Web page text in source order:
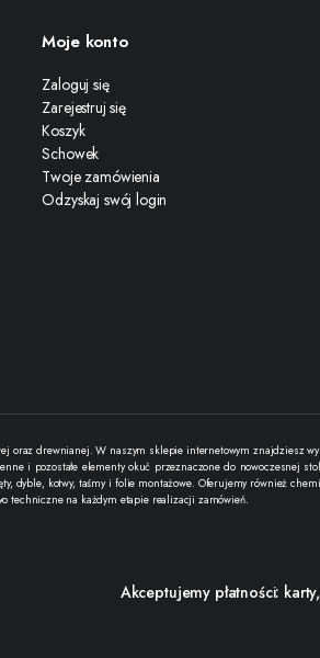
Moje konto
Zaloguj się
Zarejestruj się
Koszyk
Schowek
Twoje zamówienia
Odzyskaj swój login
drewnianej. W naszym sklepie internetowym znajdziesz
i pozostałe elementy okuć przeznaczone do nowoczesnej
kotwy, taśmy i folie montażowe. Oferujemy również
techniczne na każdym etapie realizacji zamówień.
Akceptujemy płatności: